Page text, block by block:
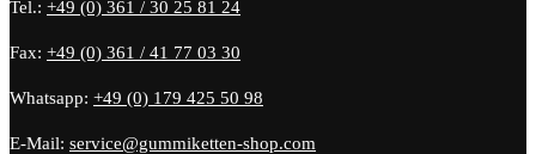
Tel.: +49 (0) 361 / 30 25 81 24
Fax: +49 (0) 361 / 41 77 03 30
Whatsapp: +49 (0) 179 425 50 98
E-Mail: service@gummiketten-shop.com